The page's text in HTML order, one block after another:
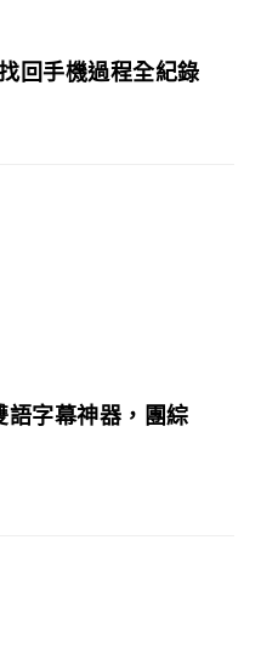
回手機過程全紀錄
字幕神器，團綜